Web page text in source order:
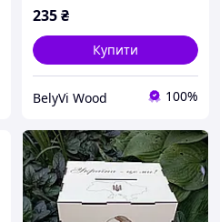
235₴
Купити
BelyVi Wood 100%